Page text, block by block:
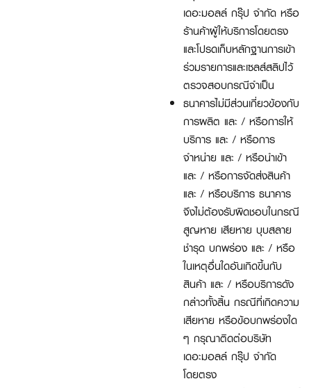
เดอะมอลล์ กรุ๊ป จำกัด หรือ
ร้านค้าผู้ให้บริการโดยตรง
และโปรดเก็บหลักฐานการเข้า
ร่วมรายการและเซลส์สลิปไว้
ตรวจสอบกรณีจำเป็น
ธนาคารไม่มีส่วนเกี่ยวข้องกับ
การผลิต และ / หรือการให้
บริการ และ / หรือการ
จำหน่าย และ / หรือนำเข้า
และ / หรือการจัดส่งสินค้า
และ / หรือบริการ ธนาคาร
จึงไม่ต้องรับผิดชอบในกรณี
สูญหาย เสียหาย บุบสลาย
ชำรุด บกพร่อง และ / หรือ
ในเหตุอื่นใดอันเกิดขึ้นกับ
สินค้า และ / หรือบริการดัง
กล่าวทั้งสิ้น กรณีที่เกิดความ
เสียหาย หรือข้อบกพร่องใด
ๆ กรุณาติดต่อบริษัท
เดอะมอลล์ กรุ๊ป จำกัด
โดยตรง